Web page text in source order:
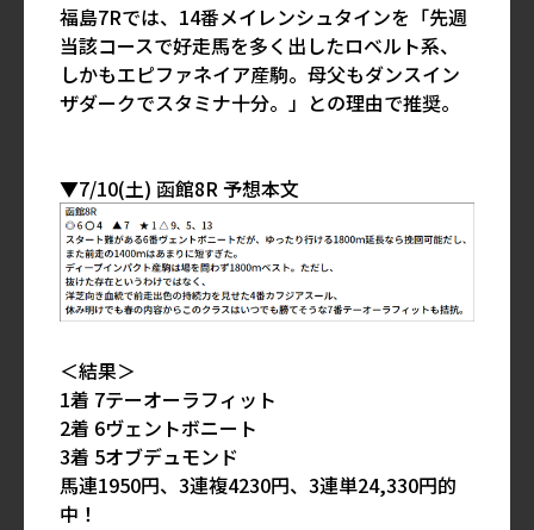
福島7Rでは、14番メイレンシュタインを「先週
当該コースで好走馬を多く出したロベルト系、
しかもエピファネイア産駒。母父もダンスイン
ザダークでスタミナ十分。」との理由で推奨。
▼7/10(土) 函館8R 予想本文
＜結果＞
1着 7テーオーラフィット
2着 6ヴェントボニート
3着 5オブデュモンド
馬連1950円、3連複4230円、3連単24,330円的
中！